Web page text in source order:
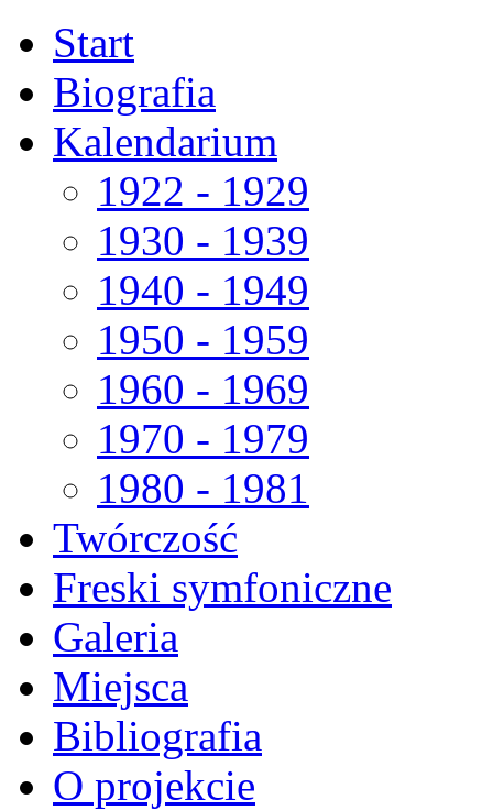
Start
Biografia
Kalendarium
1922 - 1929
1930 - 1939
1940 - 1949
1950 - 1959
1960 - 1969
1970 - 1979
1980 - 1981
Twórczość
Freski symfoniczne
Galeria
Miejsca
Bibliografia
O projekcie